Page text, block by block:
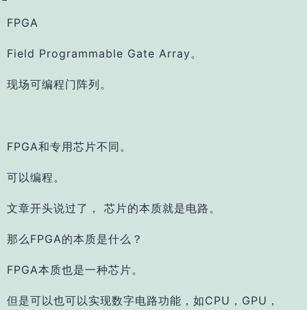
FPGA
Field Programmable Gate Array。
现场可编程门阵列。
FPGA和专用芯片不同。
可以编程。
文章开头说过了， 芯片的本质就是电路。
那么FPGA的本质是什么？
FPGA本质也是一种芯片。
但是可以也可以实现数字电路功能，如CPU，GPU，